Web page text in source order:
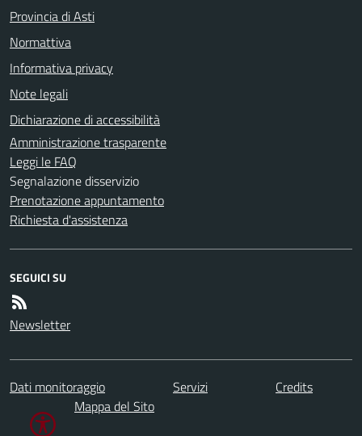
Provincia di Asti
Normattiva
Informativa privacy
Note legali
Dichiarazione di accessibilità
Amministrazione trasparente
Leggi le FAQ
Segnalazione disservizio
Prenotazione appuntamento
Richiesta d'assistenza
SEGUICI SU
Newsletter
Dati monitoraggio Servizi
Credits
Mappa del Sito